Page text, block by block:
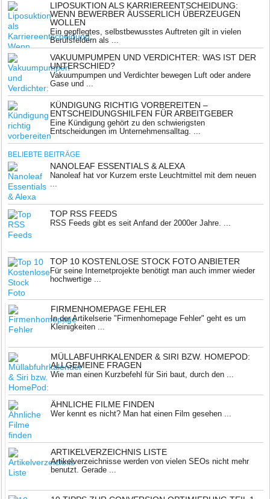
LIPOSUKTION ALS KARRIEREENTSCHEIDUNG:
WENN BEWERBER ÄUSSERLICH ÜBERZEUGEN W
OLLEN
Ein gepflegtes, selbstbewusstes Auftreten gilt in vielen
Berufsfeldern als ...
VAKUUMPUMPEN UND VERDICHTER: WAS IST DER
UNTERSCHIED?
Vakuumpumpen und Verdichter bewegen Luft oder andere
Gase und ...
KÜNDIGUNG RICHTIG VORBEREITEN –
ENTSCHEIDUNGSHILFEN FÜR ARBEITGEBER
Eine Kündigung gehört zu den schwierigsten
Entscheidungen im Unternehmensalltag. ...
BELIEBTE BEITRÄGE
NANOLEAF ESSENTIALS & ALEXA
Nanoleaf hat vor Kurzem erste Leuchtmittel mit dem neuen
...
TOP RSS FEEDS
RSS Feeds gibt es seit Anfand der 2000er Jahre. ...
TOP 10 KOSTENLOSE STOCK FOTO ANBIETER
Für seine Internetprojekte benötigt man auch immer wieder
hochwertige ...
FIRMENHOMEPAGE FEHLER
In der Artikelserie "Firmenhomepage Fehler" geht es um
Kleinigkeiten ...
MÜLLABFUHRKALENDER & SIRI BZW. HOMEPOD:
ALLGEMEINE FRAGEN
Wie man einen Kurzbefehl für Siri baut, durch den ...
ÄHNLICHE FILME FINDEN
Wer kennt es nicht? Man hat einen Film gesehen ...
ARTIKELVERZEICHNIS LISTE
Artikelverzeichnisse werden von vielen SEOs nicht mehr
benutzt. Gerade ...